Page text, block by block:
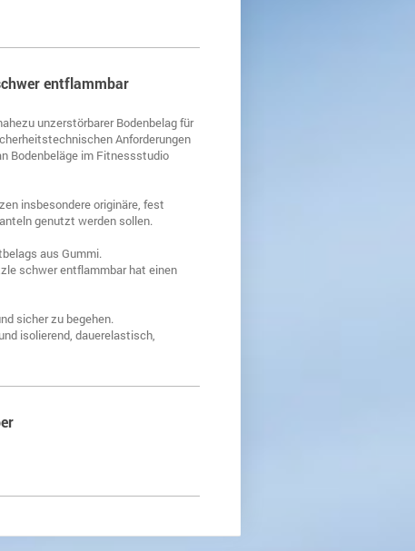
entflammbar
unzerstörbarer Bodenbelag für
Anforderungen
Bodenbeläge im Fitnessstudio
insbesondere originäre, fest
genutzt werden sollen.
aus Gummi.
schwer entflammbar hat einen
sicher zu begehen.
isolierend, dauerelastisch,